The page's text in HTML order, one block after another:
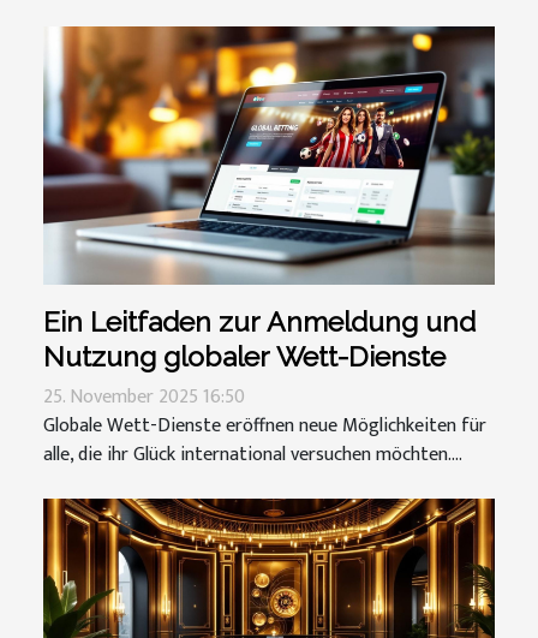
Ein Leitfaden zur Anmeldung und
Nutzung globaler Wett-Dienste
25. November 2025 16:50
Globale Wett-Dienste eröffnen neue Möglichkeiten für
alle, die ihr Glück international versuchen möchten....